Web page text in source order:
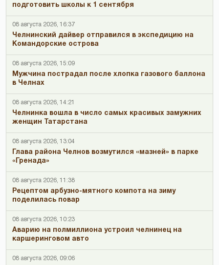
подготовить школы к 1 сентября
08 августа 2026, 16:37
Челнинский дайвер отправился в экспедицию на
Командорские острова
08 августа 2026, 15:09
Мужчина пострадал после хлопка газового баллона
в Челнах
08 августа 2026, 14:21
Челнинка вошла в число самых красивых замужних
женщин Татарстана
08 августа 2026, 13:04
Глава района Челнов возмутился «мазней» в парке
«Гренада»
08 августа 2026, 11:38
Рецептом арбузно-мятного компота на зиму
поделилась повар
08 августа 2026, 10:23
Аварию на полмиллиона устроил челнинец на
каршеринговом авто
08 августа 2026, 09:06